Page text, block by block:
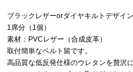
ブラックレザーorダイヤキルトデザイ
1席分（1個）
素材：PVCレザー（合成皮革）
取付簡単なベルト留です。
高品質な低反発仕様のウレタンを贅沢に